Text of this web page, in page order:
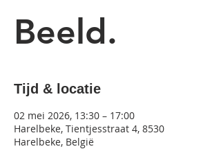
Beeld.
Tijd & locatie
02 mei 2026, 13:30 – 17:00
Harelbeke, Tientjesstraat 4, 8530
Harelbeke, België